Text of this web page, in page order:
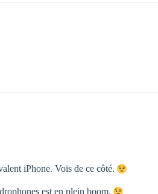
iPhone. Vois de ce côté.
est en plein boom.